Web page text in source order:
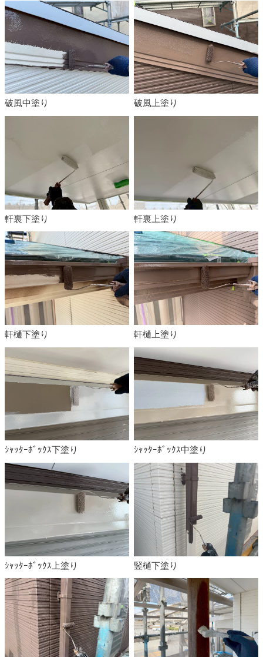
破風中塗り 破風上塗り
軒裏下塗り 軒裏上塗り
軒樋下塗り 軒樋上塗り
ｼｬｯﾀｰﾎﾞｯｸｽ下塗り ｼｬｯﾀｰﾎﾞｯｸｽ中塗り
ｼｬｯﾀｰﾎﾞｯｸｽ上塗り 竪樋下塗り